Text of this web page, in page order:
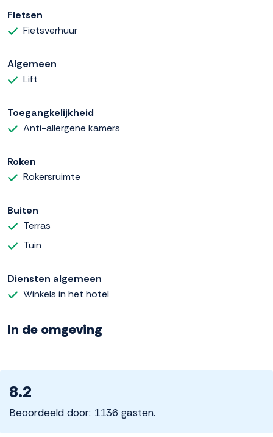
Fietsen
Fietsverhuur
Algemeen
Lift
Toegangkelijkheid
Anti-allergene kamers
Roken
Rokersruimte
Buiten
Terras
Tuin
Diensten algemeen
Winkels in het hotel
In de omgeving
8.2
Beoordeeld door: 1136 gasten.